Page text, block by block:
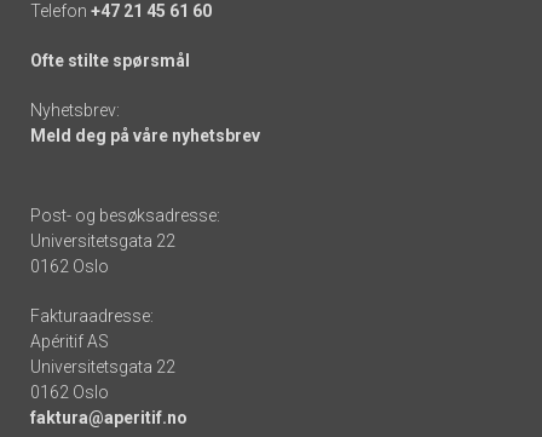
Telefon +47 21 45 61 60
Ofte stilte spørsmål
Nyhetsbrev:
Meld deg på våre nyhetsbrev
Post- og besøksadresse:
Universitetsgata 22
0162 Oslo
Fakturaadresse:
Apéritif AS
Universitetsgata 22
0162 Oslo
faktura@aperitif.no